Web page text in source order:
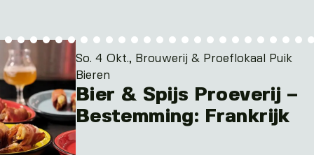
So. 4 Okt., Brouwerij & Proeflokaal Puik
Bieren
Bier & Spijs Proeverij –
Bestemming: Frankrijk